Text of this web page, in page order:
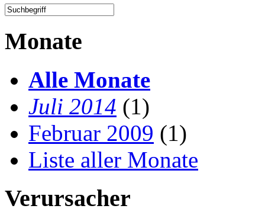
Monate
Alle Monate
Juli 2014 (1)
Februar 2009 (1)
Liste aller Monate
Verursacher